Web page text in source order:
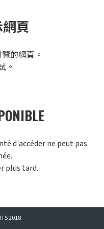
頁
的網頁。
。
d'accéder ne peut pas
plus tard.
2018